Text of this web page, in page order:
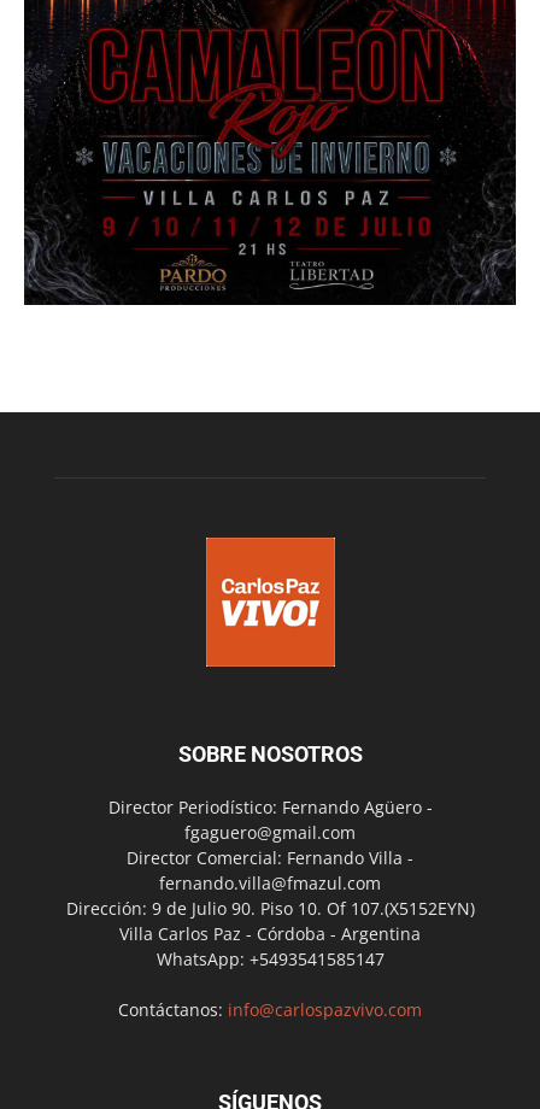
SOBRE NOSOTROS
Director Periodístico: Fernando Agüero -
fgaguero@gmail.com
Director Comercial: Fernando Villa -
fernando.villa@fmazul.com
Dirección: 9 de Julio 90. Piso 10. Of 107.(X5152EYN)
Villa Carlos Paz - Córdoba - Argentina
WhatsApp: +5493541585147
Contáctanos: info@carlospazvivo.com
SÍGUENOS